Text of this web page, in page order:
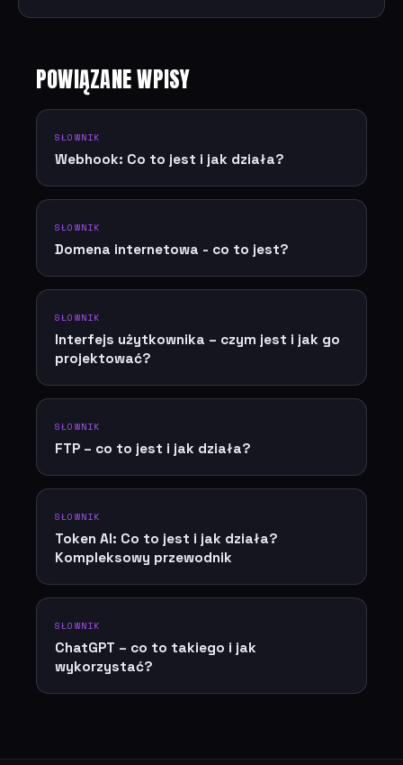
POWIĄZANE WPISY
SŁOWNIK
Webhook: Co to jest i jak działa?
SŁOWNIK
Domena internetowa - co to jest?
SŁOWNIK
Interfejs użytkownika – czym jest i jak go
projektować?
SŁOWNIK
FTP – co to jest i jak działa?
SŁOWNIK
Token AI: Co to jest i jak działa?
Kompleksowy przewodnik
SŁOWNIK
ChatGPT – co to takiego i jak
wykorzystać?